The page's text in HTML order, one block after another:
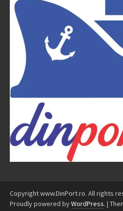
Copyright www.DinPort.ro. All rights
Proudly powered byWordPress. |